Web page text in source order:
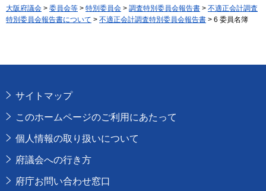
大阪府議会 > 委員会等 > 特別委員会 > 調査特別委員会報告書 > 不適正会計調査
特別委員会報告書について > 不適正会計調査特別委員会報告書 > 6 委員名簿
サイトマップ
このホームページのご利用にあたって
個人情報の取り扱いについて
府議会への行き方
府庁お問い合わせ窓口